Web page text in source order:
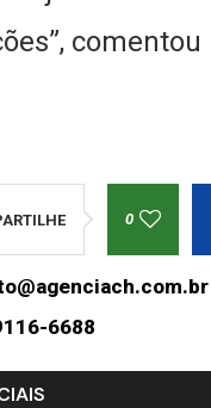
comentou
0
6688